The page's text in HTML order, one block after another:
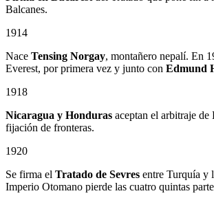
Balcanes.
1914
Nace Tensing Norgay, montañero nepalí. En
Everest, por primera vez y junto con Edmund
1918
Nicaragua y Honduras aceptan el arbitraje de
fijación de fronteras.
1920
Se firma el Tratado de Sevres entre Turquía y
Imperio Otomano pierde las cuatro quintas